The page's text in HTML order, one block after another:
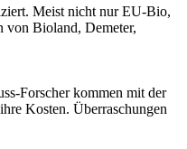
Meist nicht nur EU-Bio,
von Bioland, Demeter,
Forscher kommen mit der
Kosten. Überraschungen